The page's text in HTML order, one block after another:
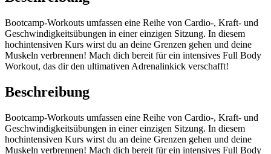
Bootcamp-Workouts umfassen eine Reihe von Cardio-, Kraft- und
Geschwindigkeitsübungen in einer einzigen Sitzung. In diesem
hochintensiven Kurs wirst du an deine Grenzen gehen und deine
Muskeln verbrennen! Mach dich bereit für ein intensives Full Body
Workout, das dir den ultimativen Adrenalinkick verschafft!
Beschreibung
Bootcamp-Workouts umfassen eine Reihe von Cardio-, Kraft- und
Geschwindigkeitsübungen in einer einzigen Sitzung. In diesem
hochintensiven Kurs wirst du an deine Grenzen gehen und deine
Muskeln verbrennen! Mach dich bereit für ein intensives Full Body